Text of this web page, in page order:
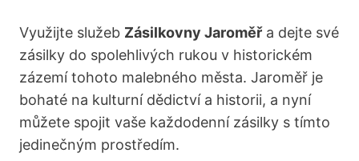
Využijte služeb Zásilkovny Jaroměřa dejte své
zásilky do spolehlivých rukou v historickém
zázemí tohoto malebného města. Jaroměř je
bohaté na kulturní dědictví a historii, a nyní
můžete spojit vaše každodenní zásilky s tímto
jedinečným prostředím.